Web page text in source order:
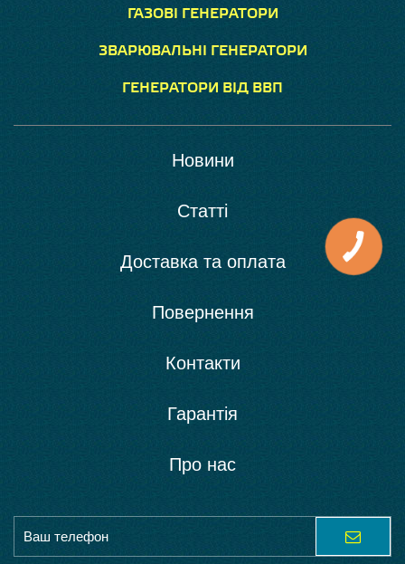
ГАЗОВІ ГЕНЕРАТОРИ
ЗВАРЮВАЛЬНІ ГЕНЕРАТОРИ
ГЕНЕРАТОРИ ВІД ВВП
Новини
Статті
Доставка та оплата
Повернення
Контакти
Гарантія
Про нас